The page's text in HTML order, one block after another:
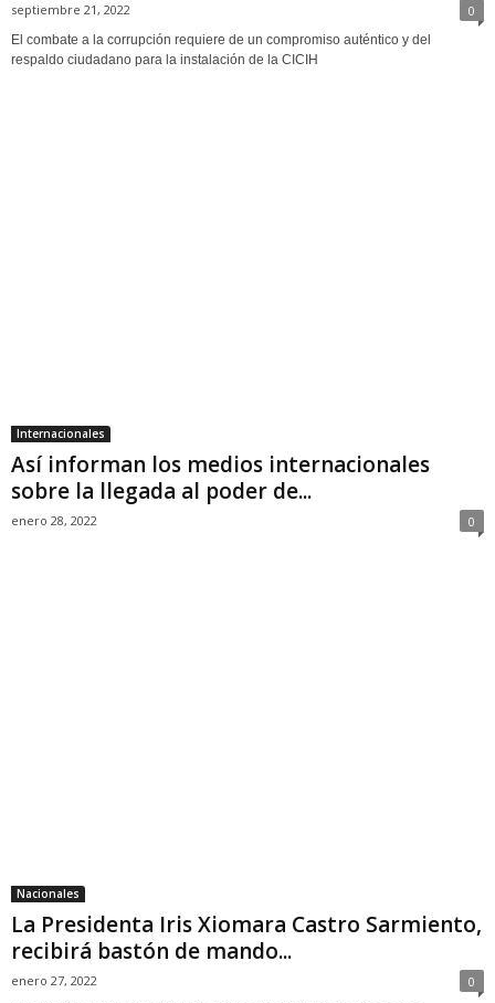
septiembre 21, 2022 0
El combate a la corrupción requiere de un compromiso auténtico y del
respaldo ciudadano para la instalación de la CICIH
Internacionales
Así informan los medios internacionales
sobre la llegada al poder de...
enero 28, 2022 0
Nacionales
La Presidenta Iris Xiomara Castro Sarmiento,
recibirá bastón de mando...
enero 27, 2022 0